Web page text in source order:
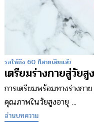
รอให้ถึง 60 ก็สายเสียแล้ว
เตรียมร่างกายสู่วัย
การเตรียมพร้อมทางร่างก
คุณภาพในวัยสูงอายุ ...
อ่านบทความ